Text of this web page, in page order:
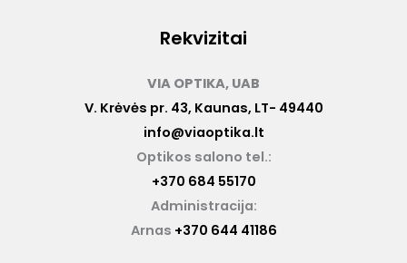
Rekvizitai
VIA OPTIKA, UAB
V. Krėvės pr. 43, Kaunas, LT- 49440
info@viaoptika.lt
Optikos salono tel.:
+370 684 55170
Administracija:
Arnas +370 644 41186